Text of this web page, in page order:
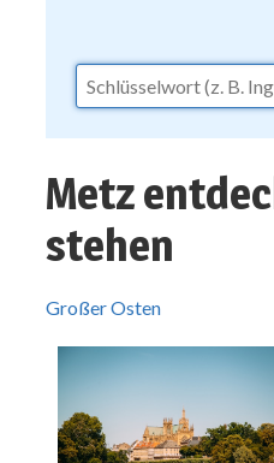
Metz
stehen
Großer Osten